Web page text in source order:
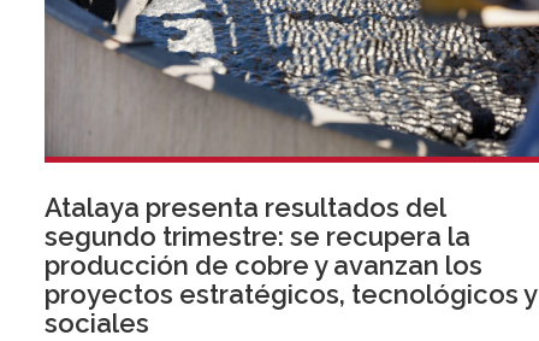
Atalaya presenta resultados del
segundo trimestre: se recupera la
producción de cobre y avanzan los
proyectos estratégicos, tecnológicos y
sociales